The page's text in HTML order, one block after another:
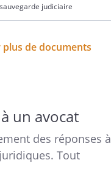
judiciaire
de documents
un avocat
des réponses à
Tout